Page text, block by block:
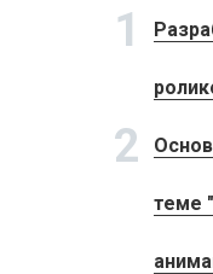
1
2
теме